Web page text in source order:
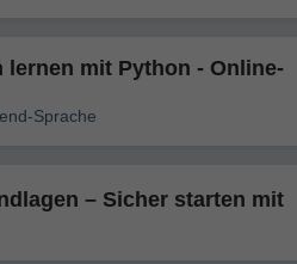
lernen mit Python - Online-
Sprache
– Sicher starten mit